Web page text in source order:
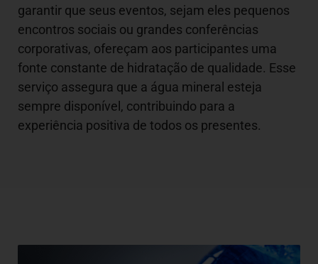
garantir que seus eventos, sejam eles pequenos
encontros sociais ou grandes conferências
corporativas, ofereçam aos participantes uma
fonte constante de hidratação de qualidade. Esse
serviço assegura que a água mineral esteja
sempre disponível, contribuindo para a
experiência positiva de todos os presentes.